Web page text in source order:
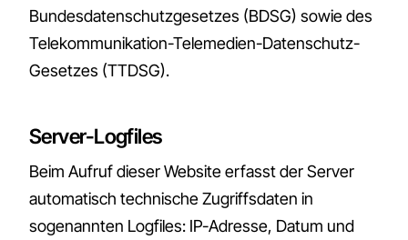
Bundesdatenschutzgesetzes (BDSG) sowie des
Telekommunikation-Telemedien-Datenschutz-
Gesetzes (TTDSG).
Server-Logfiles
Beim Aufruf dieser Website erfasst der Server
automatisch technische Zugriffsdaten in
sogenannten Logfiles: IP-Adresse, Datum und